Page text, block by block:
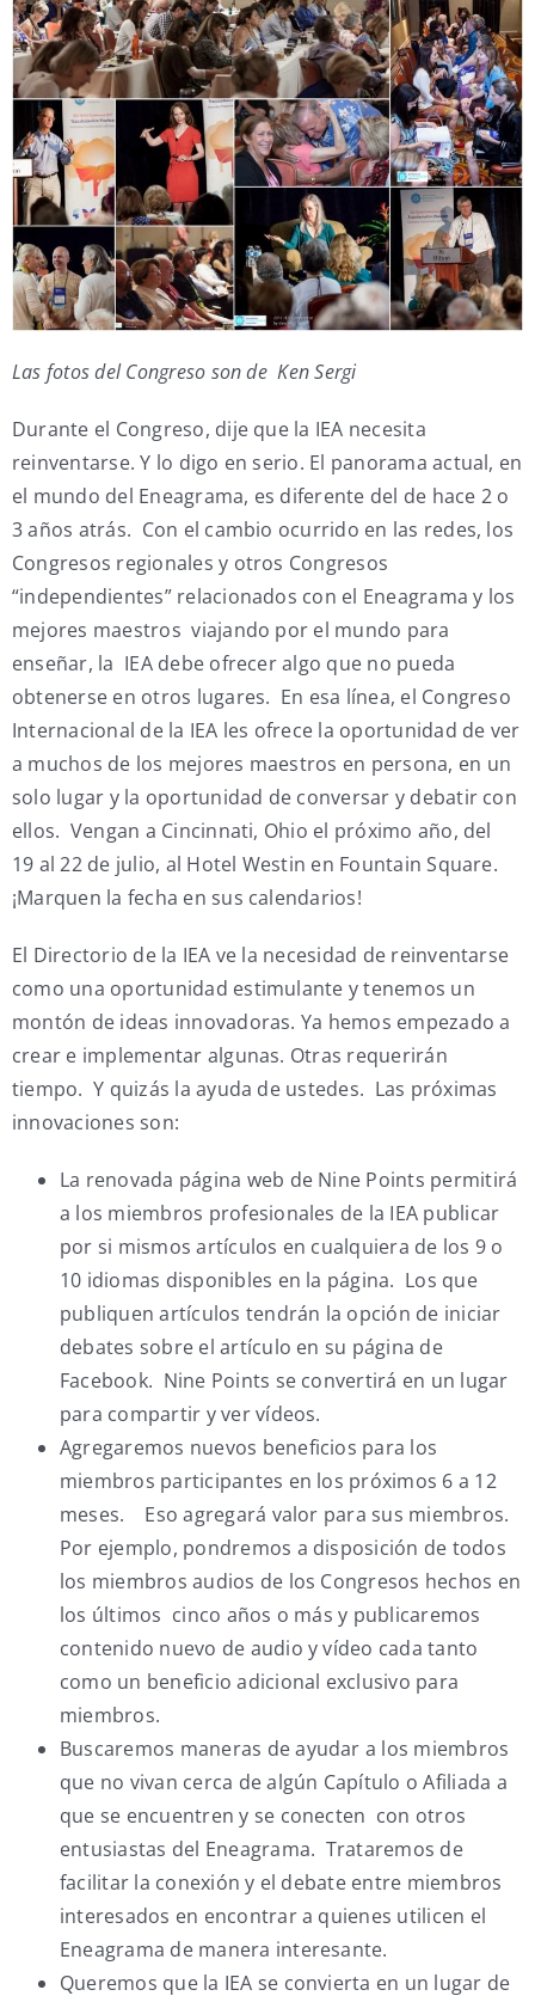
Las fotos del Congreso son de Ken Sergi
Durante el Congreso, dije que la IEA necesita
reinventarse. Y lo digo en serio. El panorama actual, en
el mundo del Eneagrama, es diferente del de hace 2 o
3 años atrás. Con el cambio ocurrido en las redes, los
Congresos regionales y otros Congresos
“independientes” relacionados con el Eneagrama y los
mejores maestros viajando por el mundo para
enseñar, la IEA debe ofrecer algo que no pueda
obtenerse en otros lugares. En esa línea, el Congreso
Internacional de la IEA les ofrece la oportunidad de ver
a muchos de los mejores maestros en persona, en un
solo lugar y la oportunidad de conversar y debatir con
ellos. Vengan a Cincinnati, Ohio el próximo año, del
19 al 22 de julio, al Hotel Westin en Fountain Square.
¡Marquen la fecha en sus calendarios!
El Directorio de la IEA ve la necesidad de reinventarse
como una oportunidad estimulante y tenemos un
montón de ideas innovadoras. Ya hemos empezado a
crear e implementar algunas. Otras requerirán
tiempo. Y quizás la ayuda de ustedes. Las próximas
innovaciones son:
La renovada página web de Nine Points permitirá
a los miembros profesionales de la IEA publicar
por si mismos artículos en cualquiera de los 9 o
10 idiomas disponibles en la página. Los que
publiquen artículos tendrán la opción de iniciar
debates sobre el artículo en su página de
Facebook. Nine Points se convertirá en un lugar
para compartir y ver vídeos.
Agregaremos nuevos beneficios para los
miembros participantes en los próximos 6 a 12
meses. Eso agregará valor para sus miembros.
Por ejemplo, pondremos a disposición de todos
los miembros audios de los Congresos hechos en
los últimos cinco años o más y publicaremos
contenido nuevo de audio y vídeo cada tanto
como un beneficio adicional exclusivo para
miembros.
Buscaremos maneras de ayudar a los miembros
que no vivan cerca de algún Capítulo o Afiliada a
que se encuentren y se conecten con otros
entusiastas del Eneagrama. Trataremos de
facilitar la conexión y el debate entre miembros
interesados en encontrar a quienes utilicen el
Eneagrama de manera interesante.
Queremos que la IEA se convierta en un lugar de